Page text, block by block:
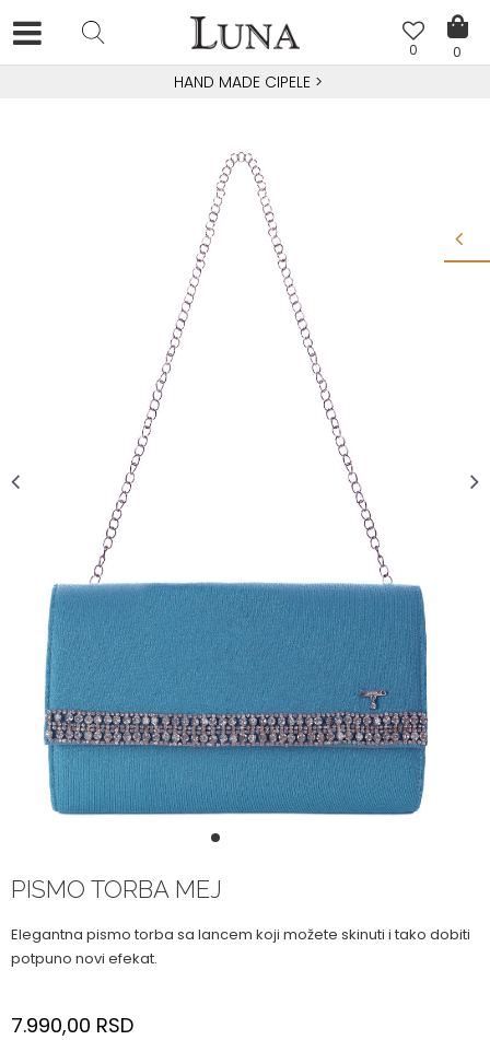
0
0
HAND MADE CIPELE >
1
PISMO TORBA MEJ
Elegantna pismo torba sa lancem koji možete skinuti i tako dobiti
potpuno novi efekat.
7.990,00 RSD